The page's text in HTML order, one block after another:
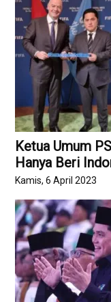
Ketua Umum
Hanya Beri
Kamis, 6 April 2023